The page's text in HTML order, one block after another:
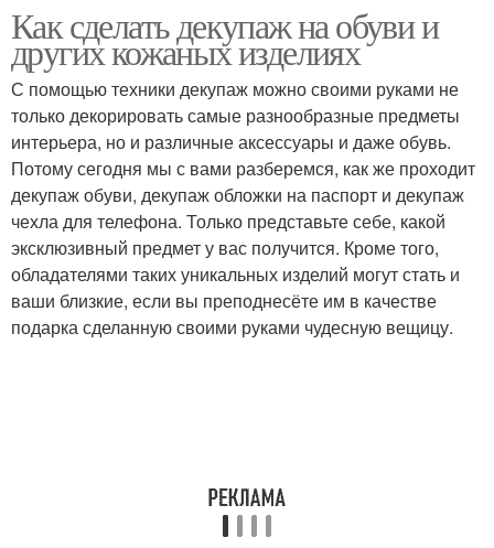
Как сделать декупаж на обуви и
других кожаных изделиях
С помощью техники декупаж можно своими руками не
только декорировать самые разнообразные предметы
интерьера, но и различные аксессуары и даже обувь.
Потому сегодня мы с вами разберемся, как же проходит
декупаж обуви, декупаж обложки на паспорт и декупаж
чехла для телефона. Только представьте себе, какой
эксклюзивный предмет у вас получится. Кроме того,
обладателями таких уникальных изделий могут стать и
ваши близкие, если вы преподнесёте им в качестве
подарка сделанную своими руками чудесную вещицу.